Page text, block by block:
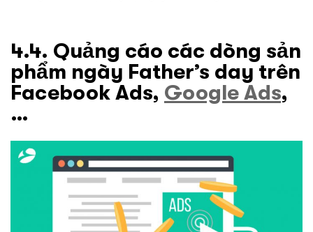
4.4. Quảng cáo các dòng sản
phẩm ngày Father’s day trên
Facebook Ads, Google Ads,
…